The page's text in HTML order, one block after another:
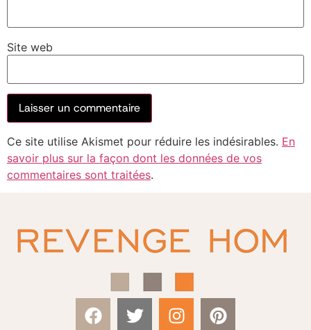
Site web
Ce site utilise Akismet pour réduire les indésirables. En
savoir plus sur la façon dont les données de vos
commentaires sont traitées.